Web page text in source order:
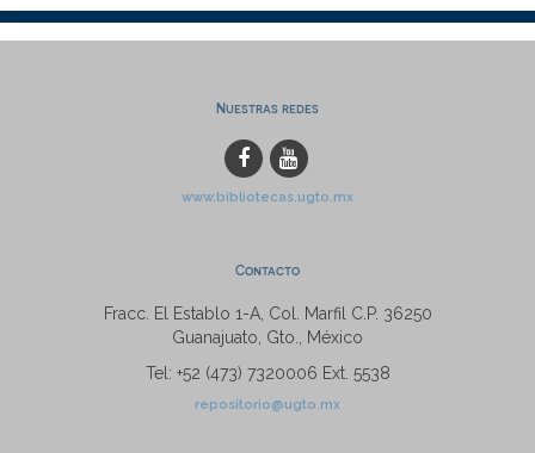
Nuestras redes
www.bibliotecas.ugto.mx
Contacto
Fracc. El Establo 1-A, Col. Marfil C.P. 36250
Guanajuato, Gto., México
Tel: +52 (473) 7320006 Ext. 5538
repositorio@ugto.mx